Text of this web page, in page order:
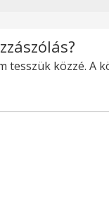
tesszük közzé. A